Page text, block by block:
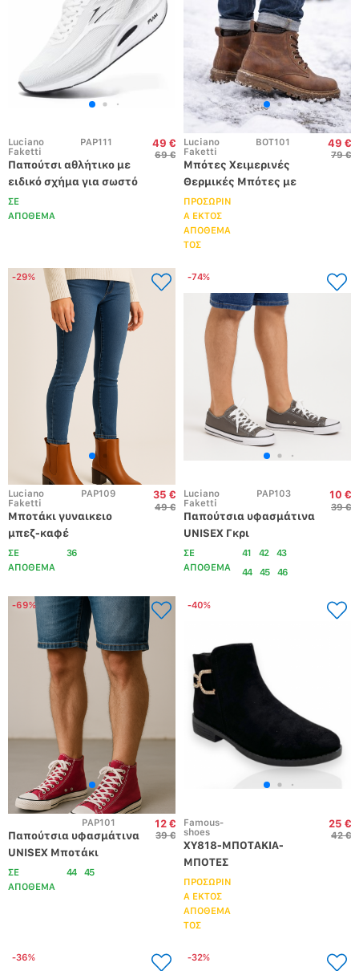
Luciano
Faketti
PAP111
Παπούτσι αθλήτικο με
ειδικό σχήμα για σωστό
βάδισμα και σολα ειδικά
σχεδιασμένη για
49 €
69 €
ΣΕ
ΑΠΟΘΕΜΑ
Luciano
Faketti
BOT101
Μπότες Χειμερινές
Θερμικές Μπότες με
Παχύ Πάτο & PVC
Εξωτερικό Πάτο -
Ανθεκτικές Μπότες
Μέσης Κνήμης για Χιόνι,
- Ζεστές Μπότες με
Στρογγυλή Μύτη για
Όλες τις Εποχές
49 €
79 €
ΠΡΟΣΩΡΙΝ
Α ΕΚΤΟΣ
ΑΠΟΘΕΜΑ
ΤΟΣ
-29%
Luciano
Faketti
PAP109
Μποτάκι γυναικειο
μπεζ-καφέ
35 €
49 €
ΣΕ
ΑΠΟΘΕΜΑ
36
-74%
Luciano
Faketti
PAP103
Παπούτσια υφασμάτινα
UNISEX Γκρι
10 €
39 €
ΣΕ
ΑΠΟΘΕΜΑ
41 42
43
44
45 46
-69%
PAP101
Παπούτσια υφασμάτινα
UNISEX Μποτάκι
Μπορντό
12 €
39 €
ΣΕ
ΑΠΟΘΕΜΑ
44 45
-40%
Famous-
shoes
XY818-ΜΠΟΤΑΚΙΑ-
ΜΠΟΤΕΣ
25 €
42 €
ΠΡΟΣΩΡΙΝ
Α ΕΚΤΟΣ
ΑΠΟΘΕΜΑ
ΤΟΣ
-36% -32%